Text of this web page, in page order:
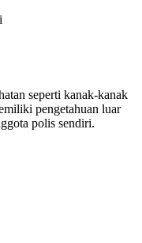
seperti kanak-kanak
pengetahuan luar
polis sendiri.